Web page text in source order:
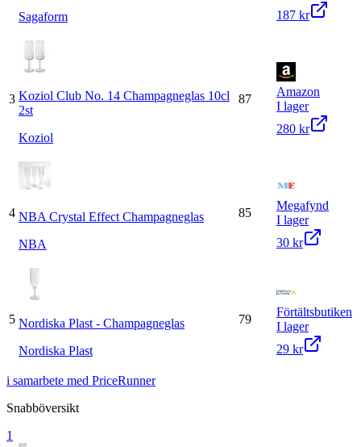
Sagaform
187 kr
3 Koziol Club No. 14 Champagneglas 10cl
2st
Koziol
87
Amazon
I lager
280 kr
4 NBA Crystal Effect Champagneglas
NBA
85
Megafynd
I lager
30 kr
5 Nordiska Plast - Champagneglas
Nordiska Plast
79
Förtältsbutiken
I lager
29 kr
i samarbete med PriceRunner
Snabböversikt
1